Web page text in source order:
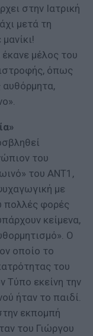
στην Ιατρική
μετά τη
μέλος του
όπως
αυθόρμητα,
του
του ANT1,
με
πολλές φορές
κείμενα,
Ο
οποίο το
του
Τύπο εκείνη την
ήταν το παιδί.
εκπομπή
του Γιώργου